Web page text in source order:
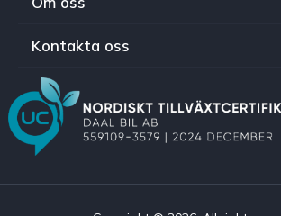
Kontakta oss